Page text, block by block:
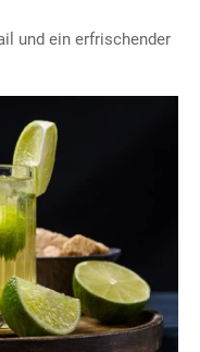
und ein erfrischender